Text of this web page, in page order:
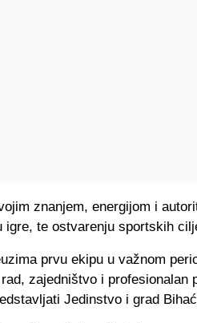
znanjem, energijom i
igre, te ostvarenju sportskih
prvu ekipu u važnom
zajedništvo i profesionalan
Jedinstvo i grad